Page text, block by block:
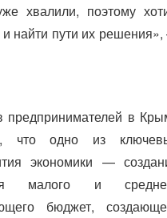
хвалили, поэтому
найти пути их
в
что одно из
экономики —
малого и
бюджет,